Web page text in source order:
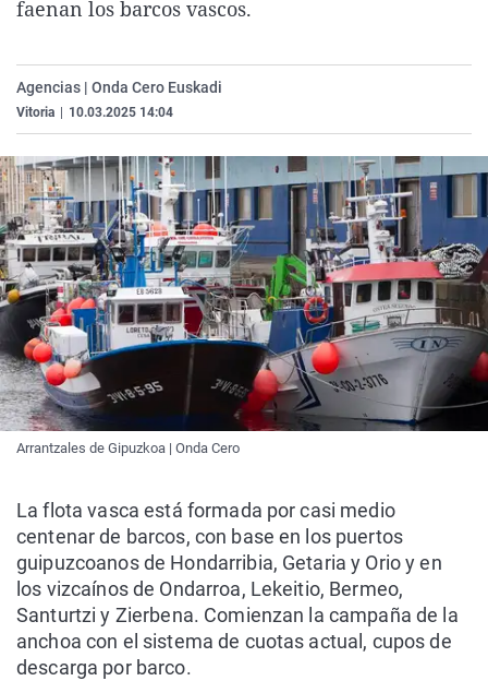
Operación Viuda
Navarra
País Vasco
faenan los barcos vascos.
Agencias | Onda Cero Euskadi
Vitoria 10.03.2025 14:04
Arrantzales de Gipuzkoa | Onda Cero
La flota vasca está formada por casi medio
centenar de barcos, con base en los puertos
guipuzcoanos de Hondarribia, Getaria y Orio y en
los vizcaínos de Ondarroa, Lekeitio, Bermeo,
Santurtzi y Zierbena. Comienzan la campaña de la
anchoa con el sistema de cuotas actual, cupos de
descarga por barco.